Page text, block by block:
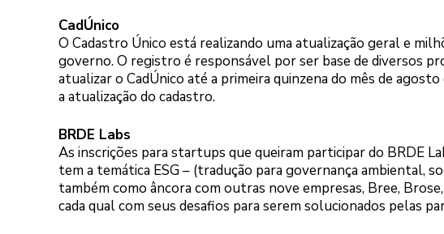
CadÚnico
O Cadastro Único está realizando uma atualização geral e
governo. O registro é responsável por ser base de diversos
atualizar o CadÚnico até a primeira quinzena do mês de
a atualização do cadastro.
BRDE Labs
As inscrições para startups que queiram participar do BRDE
tem a temática ESG – (tradução para governança ambiental,
também como âncora com outras nove empresas, Bree,
cada qual com seus desafios para serem solucionados pelas